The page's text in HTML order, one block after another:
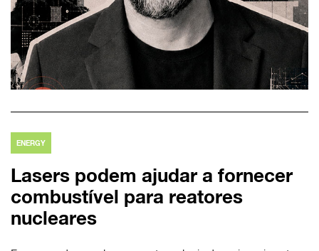
ENERGY
Lasers podem ajudar a fornecer
combustível para reatores
nucleares